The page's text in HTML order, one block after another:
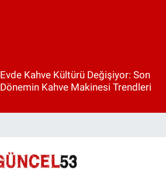
Evde Kahve Kültürü Değişiyor: Son
Dönemin Kahve Makinesi Trendleri